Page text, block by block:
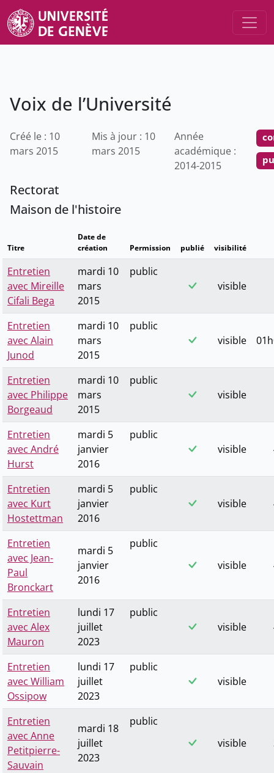
Voix de l’Université
Créé le : 10
mars 2015
Mis à jour : 10
mars 2015
Année
académique :
2014-2015
Rectorat
Maison de l'histoire
Titre
Date de
création
Permission publié visibilité
Entretien
avec Mireille
Cifali Bega
mardi 10
mars
2015
public
visible
Entretien
avec Alain
Junod
mardi 10
mars
2015
public
visible
Entretien
avec Philippe
Borgeaud
mardi 10
mars
2015
public
visible
Entretien
avec André
Hurst
mardi 5
janvier
2016
public
visible
Entretien
avec Kurt
Hostettman
mardi 5
janvier
2016
public
visible
Entretien
avec Jean-
Paul
Bronckart
mardi 5
janvier
2016
public
visible
Entretien
avec Alex
Mauron
lundi 17
juillet
2023
public
visible
Entretien
avec William
Ossipow
lundi 17
juillet
2023
public
visible
Entretien
avec Anne
Petitpierre-
Sauvain
mardi 18
juillet
2023
public
visible